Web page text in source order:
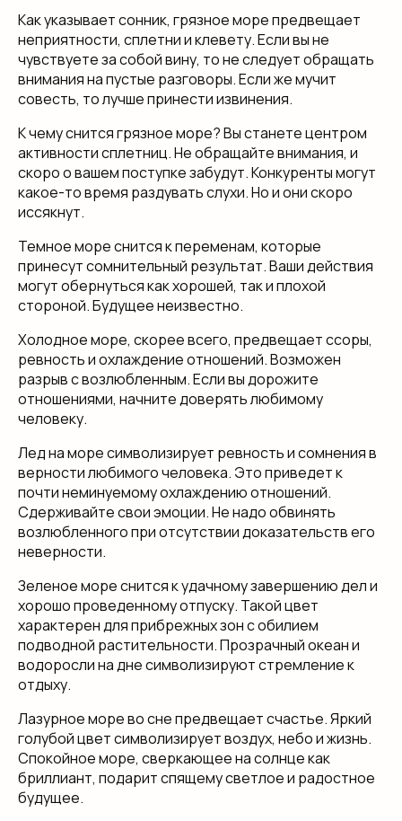
Как указывает сонник, грязное море предвещает
неприятности, сплетни и клевету. Если вы не
чувствуете за собой вину, то не следует обращать
внимания на пустые разговоры. Если же мучит
совесть, то лучше принести извинения.
К чему снится грязное море? Вы станете центром
активности сплетниц. Не обращайте внимания, и
скоро о вашем поступке забудут. Конкуренты могут
какое-то время раздувать слухи. Но и они скоро
иссякнут.
Темное море снится к переменам, которые
принесут сомнительный результат. Ваши действия
могут обернуться как хорошей, так и плохой
стороной. Будущее неизвестно.
Холодное море, скорее всего, предвещает ссоры,
ревность и охлаждение отношений. Возможен
разрыв с возлюбленным. Если вы дорожите
отношениями, начните доверять любимому
человеку.
Лед на море символизирует ревность и сомнения в
верности любимого человека. Это приведет к
почти неминуемому охлаждению отношений.
Сдерживайте свои эмоции. Не надо обвинять
возлюбленного при отсутствии доказательств его
неверности.
Зеленое море снится к удачному завершению дел и
хорошо проведенному отпуску. Такой цвет
характерен для прибрежных зон с обилием
подводной растительности. Прозрачный океан и
водоросли на дне символизируют стремление к
отдыху.
Лазурное море во сне предвещает счастье. Яркий
голубой цвет символизирует воздух, небо и жизнь.
Спокойное море, сверкающее на солнце как
бриллиант, подарит спящему светлое и радостное
будущее.